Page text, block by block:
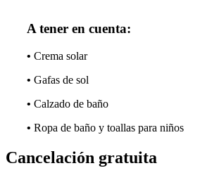
A tener en cuenta:
• Crema solar
• Gafas de sol
• Calzado de baño
• Ropa de baño y toallas para niños
Cancelación gratuita